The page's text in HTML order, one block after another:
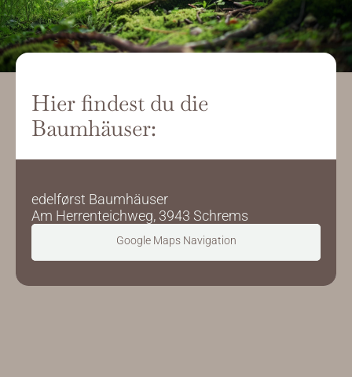
Hier findest du die
Baumhäuser:
edelførst Baumhäuser
Am Herrenteichweg, 3943 Schrems
Google Maps Navigation